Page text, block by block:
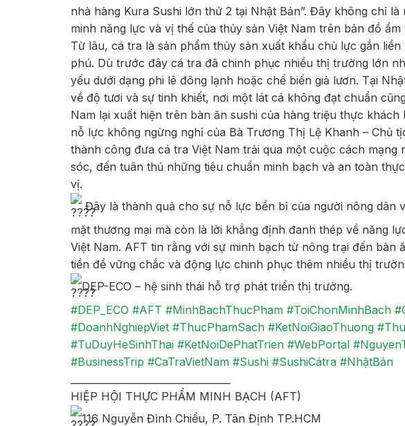
nhà hàng Kura Sushi lớn thứ 2 tại Nhật Bản”. Đây không chỉ
minh năng lực và vị thế của thủy sản Việt Nam trên bản đồ ẩm
Từ lâu, cá tra là sản phẩm thủy sản xuất khẩu chủ lực gắn
phú. Dù trước đây cá tra đã chinh phục nhiều thị trường lớn
yếu dưới dạng phi lê đông lạnh hoặc chế biến giả lươn. Tại
về độ tươi và sự tinh khiết, nơi một lát cá không đạt chuẩn
Nam lại xuất hiện trên bàn ăn sushi của hàng triệu thực
nỗ lực không ngừng nghỉ của Bà Trương Thị Lệ Khanh – Chủ
thành công đưa cá tra Việt Nam trải qua một cuộc cách
sóc, đến tuân thủ những tiêu chuẩn minh bạch và an toàn
vị.
Đây là thành quả cho sự nỗ lực bền bỉ của người nông dân
mặt thương mại mà còn là lời khẳng định đanh thép về năng
Việt Nam. AFT tin rằng với sự minh bạch từ nông trại đến bàn
tiền đề vững chắc và động lực chinh phục thêm nhiều thị
DEP-ECO – hệ sinh thái hỗ trợ phát triển thị trường.
#DEP_ECO #AFT #MinhBachThucPham #ToiChonMinhBach
#DoanhNghiepViet #ThucPhamSach #KetNoiGiaoThuong
#TuDuyHeSinhThai #KetNoiDePhatTrien #WebPortal
#BusinessTrip #CaTraVietNam #Sushi #SushiCátra #NhậtBản
HIỆP HỘI THỰC PHẨM MINH BẠCH (AFT)
116 Nguyễn Đình Chiểu, P. Tân Định TP.HCM